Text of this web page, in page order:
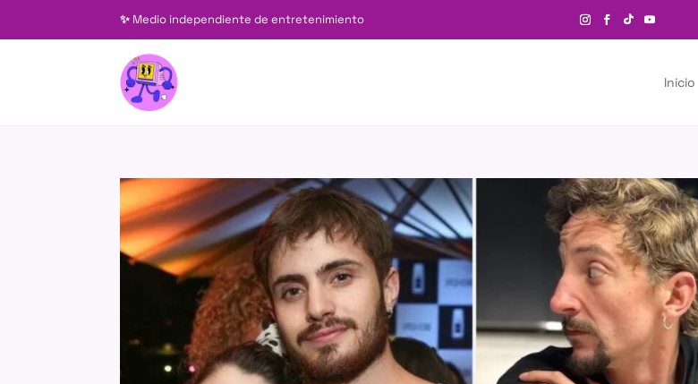
✨ Medio independiente de entretenimiento
Inicio